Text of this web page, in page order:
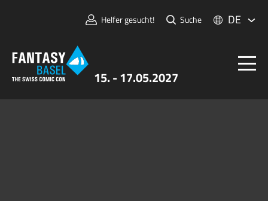
15. - 17.05.2027
Helfer gesucht! Suche DE